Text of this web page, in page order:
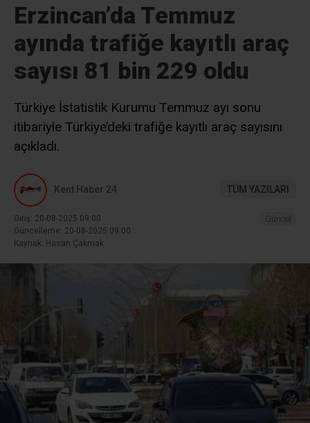
Erzincan’da Temmuz
ayında trafiğe kayıtlı araç
sayısı 81 bin 229 oldu
Türkiye İstatistik Kurumu Temmuz ayı sonu
itibariyle Türkiye’deki trafiğe kayıtlı araç sayısını
açıkladı.
Kent Haber 24 TÜM YAZILARI
Giriş: 20-08-2025 09:00
Güncelleme: 20-08-2025 09:00
Kaynak: Hasan Çakmak
Güncel